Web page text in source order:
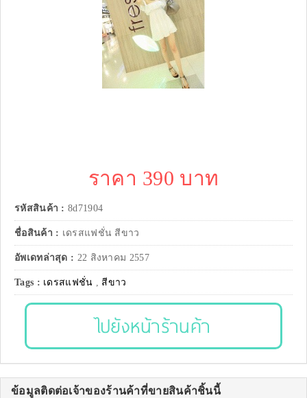
ราคา 390 บาท
รหัสสินค้า : 8d71904
ชื่อสินค้า : เดรสแฟชั่น สีขาว
อัพเดทล่าสุด : 22 สิงหาคม 2557
Tags : เดรสแฟชั่น , สีขาว
ไปยังหน้าร้านค้า
ข้อมูลติดต่อเจ้าของร้านค้าที่ขายสินค้าชิ้นนี้